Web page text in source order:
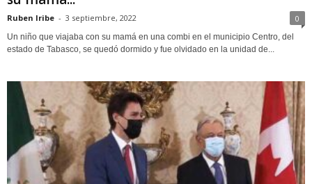
Ruben Iribe - 3 septiembre, 2022 0
Un niño que viajaba con su mamá en una combi en el municipio Centro, del
estado de Tabasco, se quedó dormido y fue olvidado en la unidad de...